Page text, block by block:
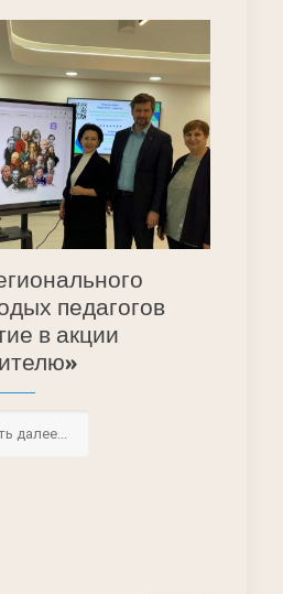
педагогов
в акции
далее...